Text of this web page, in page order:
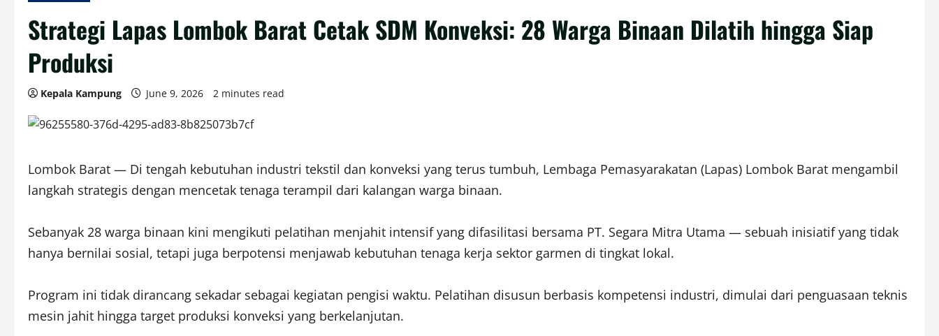
Strategi Lapas Lombok Barat Cetak SDM Konveksi: 28 Warga Binaan Dilatih hingga Siap
Produksi
Kepala Kampung June 9, 2026 2 minutes read
Lombok Barat — Di tengah kebutuhan industri tekstil dan konveksi yang terus tumbuh, Lembaga Pemasyarakatan (Lapas) Lombok Barat mengambil
langkah strategis dengan mencetak tenaga terampil dari kalangan warga binaan.
Sebanyak 28 warga binaan kini mengikuti pelatihan menjahit intensif yang difasilitasi bersama PT. Segara Mitra Utama — sebuah inisiatif yang tidak
hanya bernilai sosial, tetapi juga berpotensi menjawab kebutuhan tenaga kerja sektor garmen di tingkat lokal.
Program ini tidak dirancang sekadar sebagai kegiatan pengisi waktu. Pelatihan disusun berbasis kompetensi industri, dimulai dari penguasaan teknis
mesin jahit hingga target produksi konveksi yang berkelanjutan.